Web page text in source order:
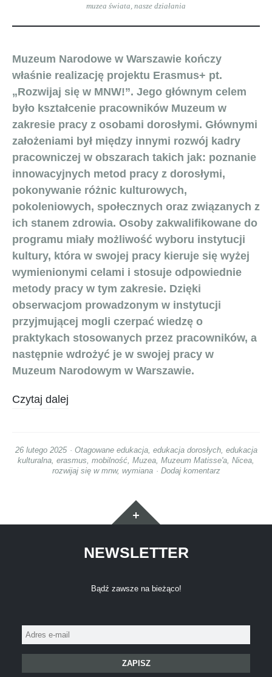
muzea świata nasze działania
Muzeum Narodowe w Warszawie kończy
właśnie realizację projektu Erasmus+ pt.
„Rozwijaj się w MNW!”. Jego głównym celem
było kształcenie pracowników Muzeum w
zakresie pracy z osobami dorosłymi. Głównymi
założeniami był między innymi rozwój kadry
pracowniczej w obszarach takich jak: poznanie
innowacyjnych metod pracy z dorosłymi,
pokonywanie różnic kulturowych,
pokoleniowych, społecznych oraz związanych z
ich stanem zdrowia. Osoby zakwalifikowane do
programu miały możliwość wyboru instytucji
kultury, która w swojej pracy kieruje się wyżej
wymienionymi celami i stosuje odpowiednie
metody pracy w tym zakresie. Dzięki
obserwacjom prowadzonym w instytucji
przyjmującej mogli czerpać wiedzę o
praktykach stosowanych przez pracowników, a
następnie wdrożyć je w swojej pracy w
Muzeum Narodowym w Warszawie.
Czytaj dalej
26 lutego 2025 Otagowane edukacja, edukacja dorosłych, edukacja
kulturalna erasmus mobilność Muzea Muzeum Matisse'a Nicea
rozwijaj się w mnw, wymiana Dodaj komentarz
Widgety
NEWSLETTER
Bądź zawsze na bieżąco!
Adres
e-